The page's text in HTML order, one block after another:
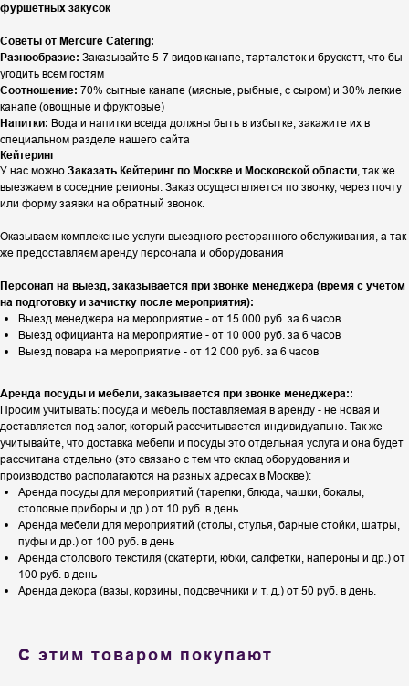
фуршетных закусок
Советы от Mercure Catering:
Разнообразие: Заказывайте 5-7 видов канапе, тарталеток и брускетт, что бы
угодить всем гостям
Соотношение: 70% сытные канапе (мясные, рыбные, с сыром) и 30% легкие
канапе (овощные и фруктовые)
Напитки: Вода и напитки всегда должны быть в избытке, закажите их в
специальном разделе нашего сайта
Кейтеринг
У нас можно Заказать Кейтеринг по Москве и Московской области, так же
выезжаем в соседние регионы. Заказ осуществляется по звонку, через почту
или форму заявки на обратный звонок.
Оказываем комплексные услуги выездного ресторанного обслуживания, а так
же предоставляем аренду персонала и оборудования
Персонал на выезд, заказывается при звонке менеджера (время с учетом
на подготовку и зачистку после мероприятия):
Выезд менеджера на мероприятие - от 15 000 руб. за 6 часов
Выезд официанта на мероприятие - от 10 000 руб. за 6 часов
Выезд повара на мероприятие - от 12 000 руб. за 6 часов
Аренда посуды и мебели, заказывается при звонке менеджера::
Просим учитывать: посуда и мебель поставляемая в аренду - не новая и
доставляется под залог, который рассчитывается индивидуально. Так же
учитывайте, что доставка мебели и посуды это отдельная услуга и она будет
рассчитана отдельно (это связано с тем что склад оборудования и
производство располагаются на разных адресах в Москве):
Аренда посуды для мероприятий (тарелки, блюда, чашки, бокалы,
столовые приборы и др.) от 10 руб. в день
Аренда мебели для мероприятий (столы, стулья, барные стойки, шатры,
пуфы и др.) от 100 руб. в день
Аренда столового текстиля (скатерти, юбки, салфетки, напероны и др.) от
100 руб. в день
Аренда декора (вазы, корзины, подсвечники и т. д.) от 50 руб. в день.
С этим товаром покупают